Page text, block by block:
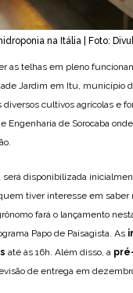
na Itália | Foto:
as telhas em pleno
Jardim em Itu, município
diversos cultivos agrícolas e
Engenharia de Sorocaba
será disponibilizada
tiver interesse em saber
fará o lançamento
Papo de Paisagista. As
até às 16h. Além disso, a
de entrega em